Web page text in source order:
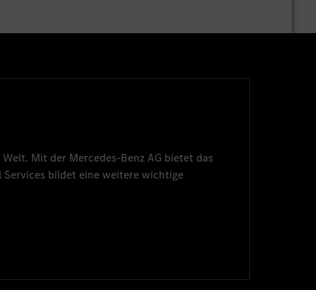
Mit der Mercedes-Benz AG bietet das
Services bildet eine weitere wichtige